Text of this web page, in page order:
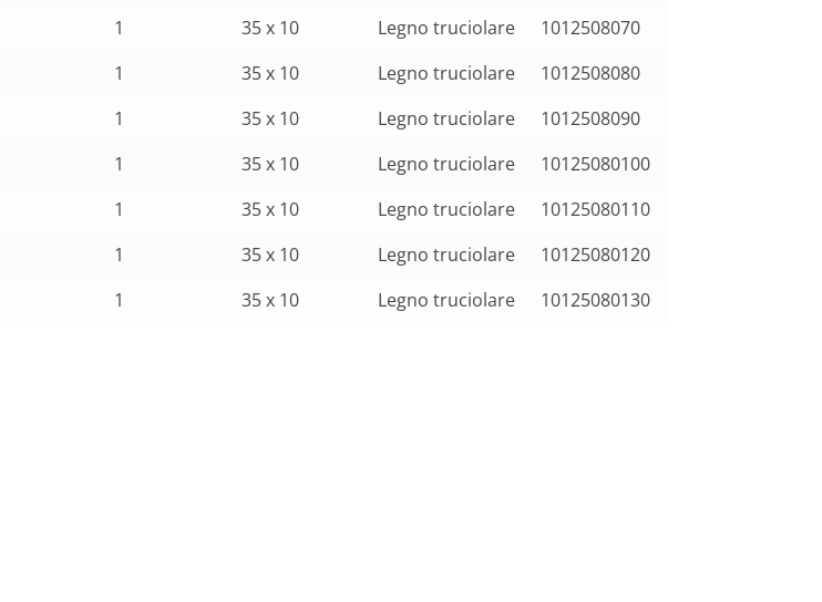
1 35 x 10 Legno truciolare
1012508070
1 35 x 10 Legno truciolare
1012508080
1 35 x 10 Legno truciolare
1012508090
1 35 x 10 Legno truciolare
10125080100
1 35 x 10 Legno truciolare
10125080110
1 35 x 10 Legno truciolare
10125080120
1 35 x 10 Legno truciolare 10125080130